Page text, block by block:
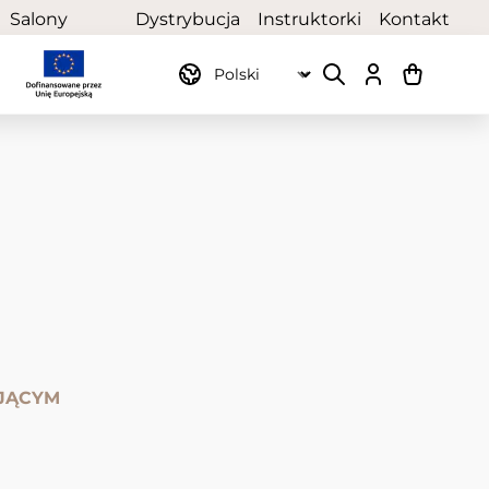
Salony
partnerskie
Dystrybucja Instruktorki Kontakt